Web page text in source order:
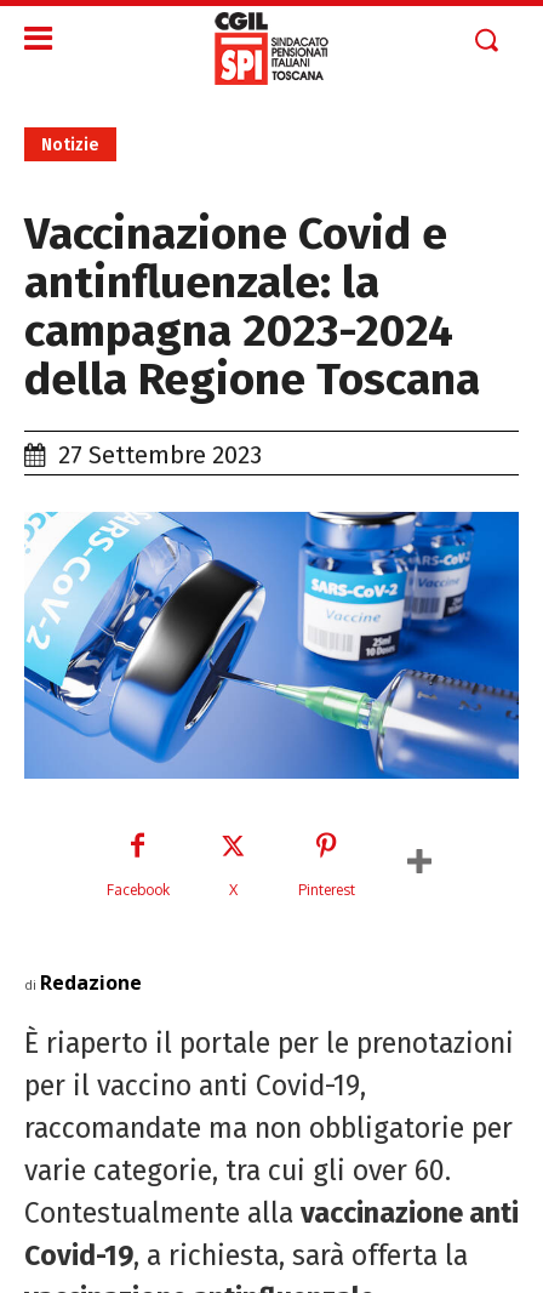
Notizie
Vaccinazione Covid e
antinfluenzale: la
campagna 2023-2024
della Regione Toscana
27 Settembre 2023
Facebook X Pinterest
di Redazione
È riaperto il portale per le prenotazioni
per il vaccino anti Covid-19,
raccomandate ma non obbligatorie per
varie categorie, tra cui gli over 60.
Contestualmente alla vaccinazione anti
Covid-19, a richiesta, sarà offerta la